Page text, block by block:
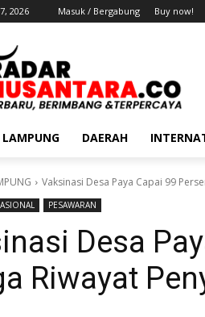
2026 Masuk / Bergabung Buy now!
LAMPUNG DAERAH
Vaksinasi Desa Paya Capai 99
PESAWARAN
Desa
Riwayat